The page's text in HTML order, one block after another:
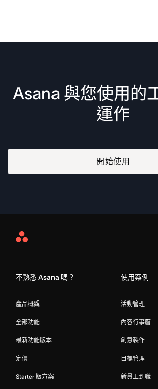
Asana 與您使用的
運作
開始使用
Asana
不熟悉 Asana 嗎？
產品概觀
全部功能
最新功能版本
定價
Starter 版方案
使用案例
活動管理
內容行事曆
創意製作
目標管理
新員工到職